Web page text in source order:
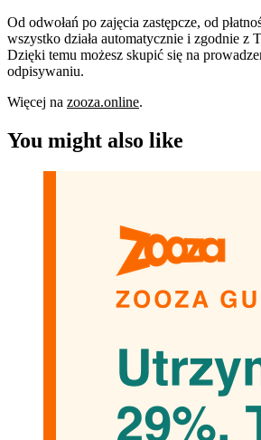
Od odwołań po zajęcia zastępcze, od
wszystko działa automatycznie i zgodnie z
Dzięki temu możesz skupić się na
odpisywaniu.
Więcej na zooza.online.
You might also like